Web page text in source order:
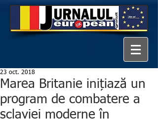
Marea Britanie inițiază un
program de combatere a
sclaviei moderne în
23 oct. 2018